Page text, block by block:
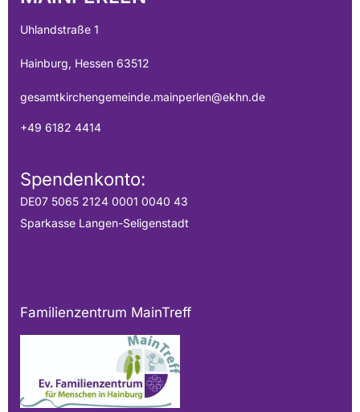
Uhlandstraße 1
Hainburg, Hessen 63512
gesamtkirchengemeinde.mainperlen@ekhn.de
+49 6182 4414
Spendenkonto:
DE07 5065 2124 0001 0040 43
Sparkasse Langen-Seligenstadt
Familienzentrum MainTreff